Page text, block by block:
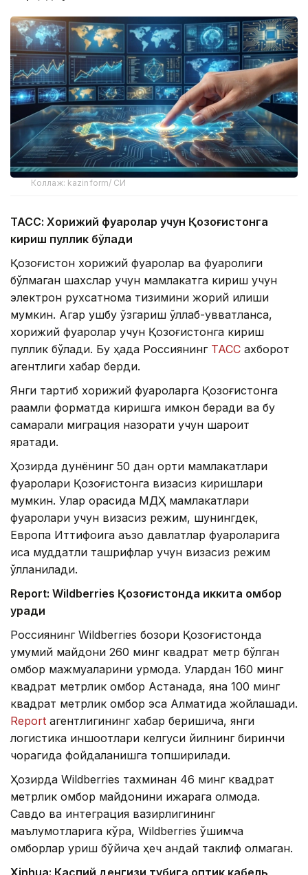
Коллаж: kazinform/ СИ
ТАСС: Хорижий фуқаролар учун Қозоғистонга
кириш пуллик бўлади
Қозоғистон хорижий фуқаролар ва фуқаролиги
бўлмаган шахслар учун мамлакатга кириш учун
электрон рухсатнома тизимини жорий қилиши
мумкин. Агар ушбу ўзгариш қўллаб-қувватланса,
хорижий фуқаролар учун Қозоғистонга кириш
пуллик бўлади. Бу ҳақда Россиянинг ТАСС ахборот
агентлиги хабар берди.
Янги тартиб хорижий фуқароларга Қозоғистонга
рақамли форматда киришга имкон беради ва бу
самарали миграция назорати учун шароит
яратади.
Ҳозирда дунёнинг 50 дан ортиқ мамлакатлари
фуқаролари Қозоғистонга визасиз киришлари
мумкин. Улар орасида МДҲ мамлакатлари
фуқаролари учун визасиз режим, шунингдек,
Европа Иттифоқига аъзо давлатлар фуқароларига
қисқа муддатли ташрифлар учун визасиз режим
қўлланилади.
Report: Wildberries Қозоғистонда иккита омбор
қуради
Россиянинг Wildberries бозори Қозоғистонда
умумий майдони 260 минг квадрат метр бўлган
омбор мажмуаларини қурмоқда. Улардан 160 минг
квадрат метрлик омбор Астанада, яна 100 минг
квадрат метрлик омбор эса Алматида жойлашади.
Report агентлигининг хабар беришича, янги
логистика иншоотлари келгуси йилнинг биринчи
чорагида фойдаланишга топширилади.
Ҳозирда Wildberries тахминан 46 минг квадрат
метрлик омбор майдонини ижарага олмоқда.
Савдо ва интеграция вазирлигининг
маълумотларига кўра, Wildberries қўшимча
омборлар қуриш бўйича ҳеч қандай таклиф олмаган.